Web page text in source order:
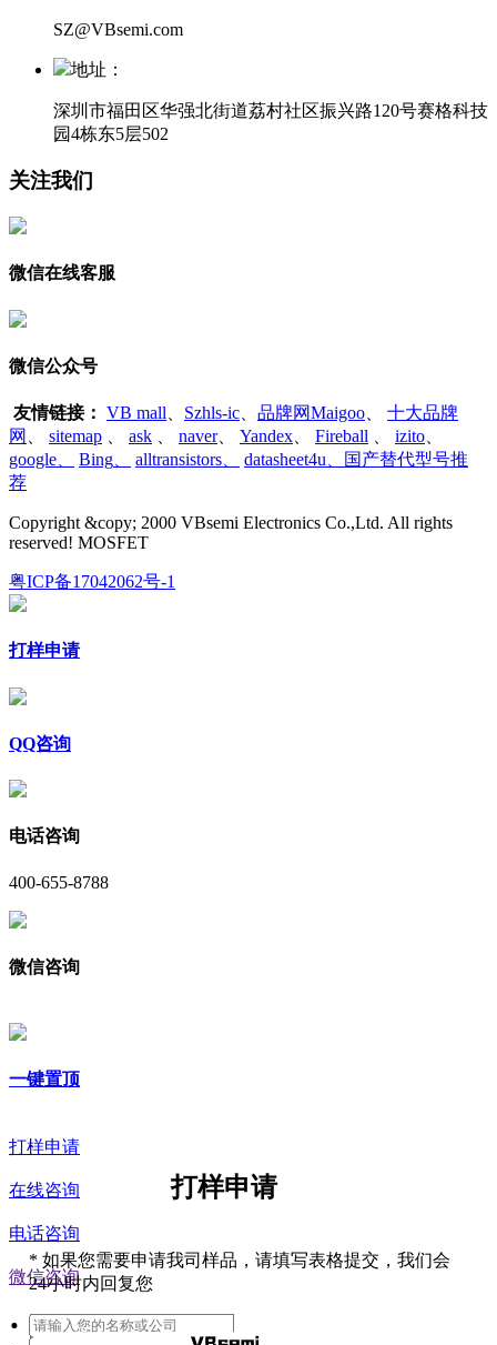
SZ@VBsemi.com
地址：
深圳市福田区华强北街道荔村社区振兴路120号赛格科技
园4栋东5层502
关注我们
微信在线客服
微信公众号
友情链接： VB mall Szhls-ic 品牌网Maigoo
十大品牌
网
sitemap ask naver、 Yandex Fireball izito
google
Bing alltransistors
datasheet4u、国产替代型号推
荐
Copyright &copy; 2000 VBsemi Electronics Co.,Ltd. All rights
reserved! MOSFET
粤ICP备17042062号-1
打样申请
QQ咨询
电话咨询
400-655-8788
微信咨询
一键置顶
打样申请
在线咨询
电话咨询
微信咨询
打样申请
* 如果您需要申请我司样品，请填写表格提交，我们会
24小时内回复您